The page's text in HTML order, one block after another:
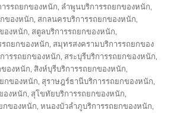
ารรถยกของหนัก, ลำพูนบริการรถยกของหนัก,
กของหนัก, สกลนครบริการรถยกของหนัก,
องหนัก, สตูลบริการรถยกของหนัก,
รถยกของหนัก, สมุทรสงครามบริการรถยกของ
ารรถยกของหนัก, สระบุรีบริการรถยกของหนัก,
ของหนัก, สิงห์บุรีบริการรถยกของหนัก,
กของหนัก, สุราษฎร์ธานีบริการรถยกของหนัก,
องหนัก, สุโขทัยบริการรถยกของหนัก,
กของหนัก,หนองบัวลำภูบริการรถยกของหนัก,